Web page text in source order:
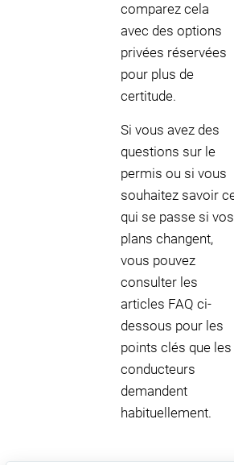
comparez cela
avec des options
privées réservées
pour plus de
certitude.
Si vous avez des
questions sur le
permis ou si vous
souhaitez savoir
qui se passe si vos
plans changent,
vous pouvez
consulter les
articles FAQ ci-
dessous pour les
points clés que les
conducteurs
demandent
habituellement.